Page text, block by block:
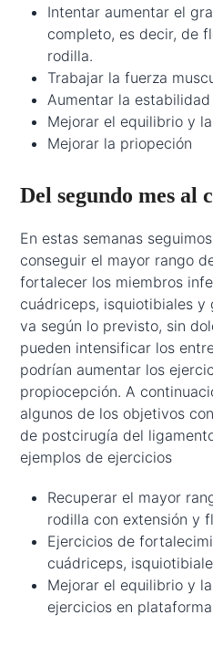
Intentar aumentar el
completo, es decir, de
rodilla.
Trabajar la fuerza
Aumentar la
Mejorar el equilibrio y
Mejorar la priopeción
Del segundo mes al
En estas semanas
conseguir el mayor rango
fortalecer los miembros
cuádriceps, isquiotibiales y
va según lo previsto, sin
pueden intensificar los
podrían aumentar los
propiocepción. A
algunos de los objetivos
de postcirugía del
ejemplos de ejercicios
Recuperar el mayor
rodilla con extensión y
Ejercicios de
cuádriceps,
Mejorar el equilibrio y
ejercicios en